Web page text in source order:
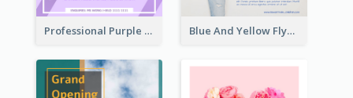
Professional Purple Ribbon And Globe Flyer Design Idea Blue And Yellow Flyer For Children Clothes